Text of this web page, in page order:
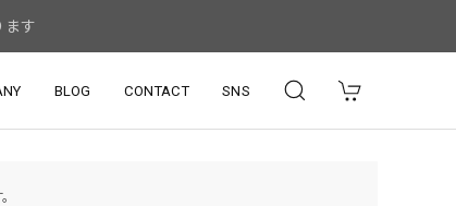
ます
BLOG CONTACT SNS